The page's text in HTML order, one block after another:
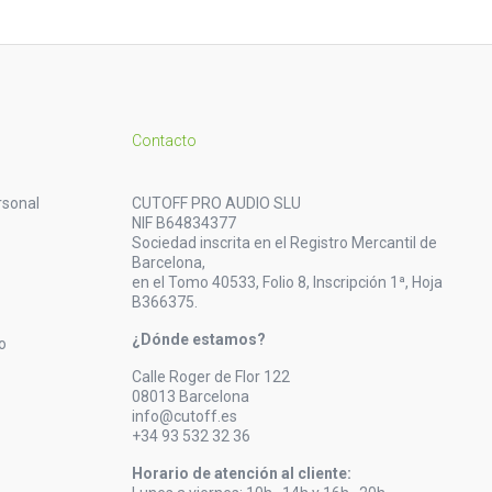
Contacto
CUTOFF PRO AUDIO SLU
NIF B64834377
Sociedad inscrita en el Registro Mercantil de
Barcelona,
en el Tomo 40533, Folio 8, Inscripción 1ª, Hoja
B366375.
¿Dónde estamos?
Calle Roger de Flor 122
08013 Barcelona
info@cutoff.es
+34 93 532 32 36
Horario de atención al cliente: